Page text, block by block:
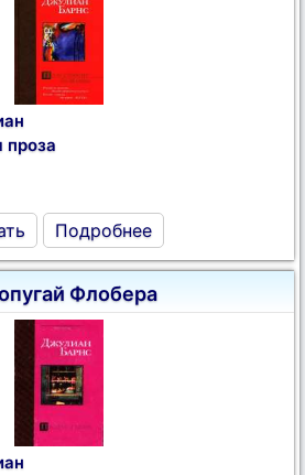
проза
Подробнее
Флобера